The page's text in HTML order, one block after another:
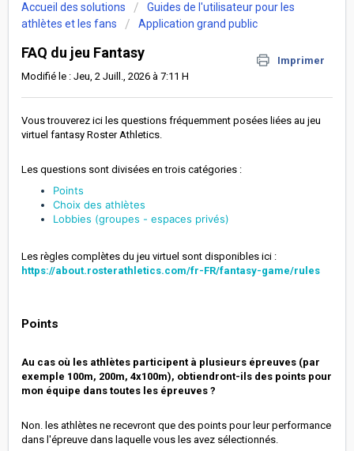
Accueil des solutions
Guides de l'utilisateur pour les
athlètes et les fans
Application grand public
FAQ du jeu Fantasy
Imprimer
Modifié le : Jeu, 2 Juill., 2026 à 7:11 H
Vous trouverez ici les questions fréquemment posées liées au jeu
virtuel fantasy Roster Athletics.
Les questions sont divisées en trois catégories :
Points
Choix des athlètes
Lobbies (groupes - espaces privés)
Les règles complètes du jeu virtuel sont disponibles ici :
https://about.rosterathletics.com/fr-FR/fantasy-game/rules
Points
Au cas où les athlètes participent à plusieurs épreuves (par
exemple 100m, 200m, 4x100m), obtiendront-ils des points pour
mon équipe dans toutes les épreuves ?
Non. les athlètes ne recevront que des points pour leur performance
dans l'épreuve dans laquelle vous les avez sélectionnés.